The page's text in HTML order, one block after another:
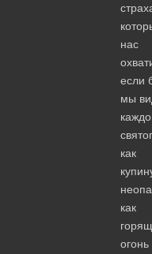
нас
если
мы
как
как